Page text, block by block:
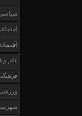
علم و
فرهنگ